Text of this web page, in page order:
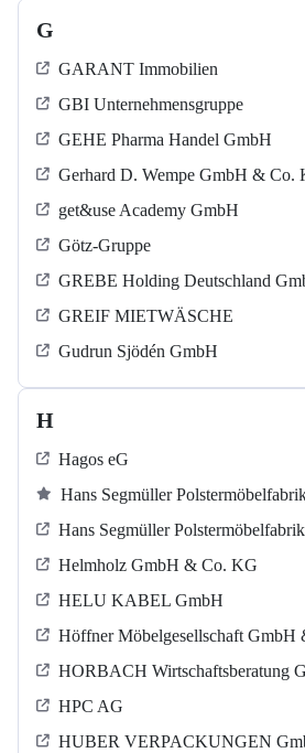
G
GARANT Immobilien
GBI Unternehmensgruppe
GEHE Pharma Handel GmbH
Gerhard D. Wempe GmbH & Co.
get&use Academy GmbH
Götz-Gruppe
GREBE Holding Deutschland
GREIF MIETWÄSCHE
Gudrun Sjödén GmbH
H
Hagos eG
Hans Segmüller
Hans Segmüller
Helmholz GmbH & Co. KG
HELU KABEL GmbH
Höffner Möbelgesellschaft GmbH
HORBACH Wirtschaftsberatung
HPC AG
HUBER VERPACKUNGEN